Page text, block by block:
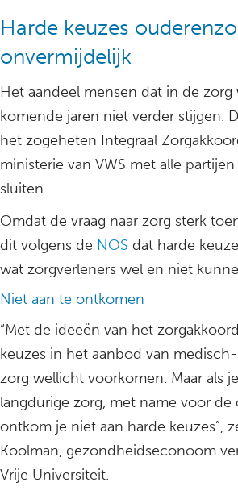
Harde keuzes
onvermijdelijk
Het aandeel mensen dat in de zorg
komende jaren niet verder stijgen.
het zogeheten Integraal
ministerie van VWS met alle
sluiten.
Omdat de vraag naar zorg sterk
dit volgens de NOS dat harde
wat zorgverleners wel en niet
Niet aan te ontkomen
“Met de ideeën van het
keuzes in het aanbod van
zorg wellicht voorkomen. Maar als
langdurige zorg, met name voor de
ontkom je niet aan harde keuzes”,
Koolman, gezondheidseconoom
Vrije Universiteit.